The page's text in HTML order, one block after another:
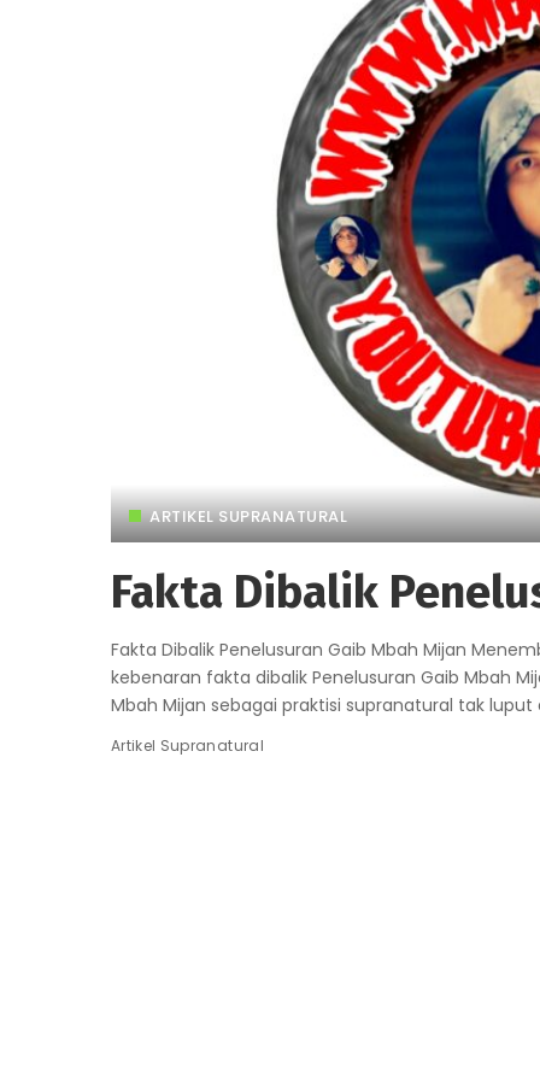
ARTIKEL SUPRANATURAL
Fakta Dibalik
Fakta Dibalik Penelusuran Gaib Mbah Mijan
kebenaran fakta dibalik Penelusuran Gaib Mbah
Mbah Mijan sebagai praktisi supranatural tak
Artikel Supranatural